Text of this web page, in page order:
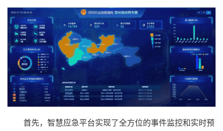
首先，智慧应急平台实现了全方位的事件监控和实时预